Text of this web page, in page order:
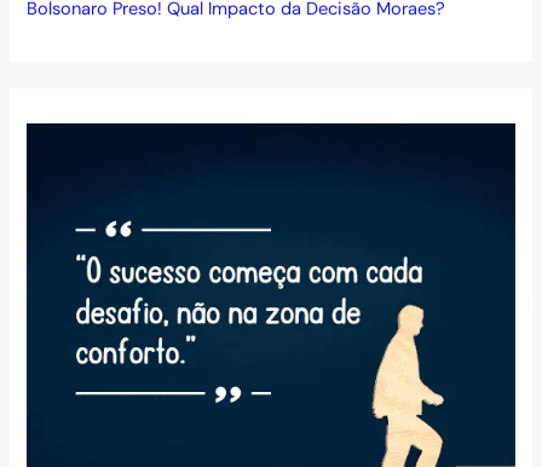
Bolsonaro Preso! Qual Impacto da Decisão Moraes?